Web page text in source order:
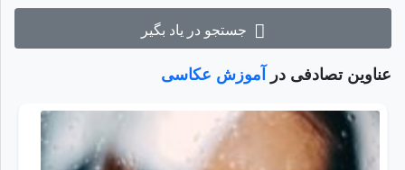
جستجو در یاد بگیر
عناوین تصادفی در آموزش عکاسی